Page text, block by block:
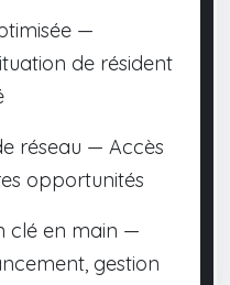
—
de résident
réseau — Accès
opportunités
clé en main —
gestion